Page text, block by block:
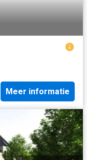
Meer informatie